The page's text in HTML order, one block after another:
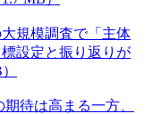
規模調査で「主体
設定と振り返りが
待は高まる一方、